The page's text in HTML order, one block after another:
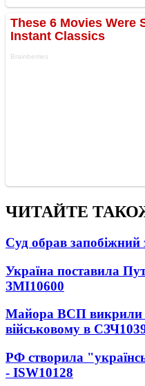
ЧИТАЙТЕ
Суд обрав запобіжний
Україна поставила
ЗМІ10600
Майора ВСП викрили
військовому в СЗЧ
РФ створила
- ISW10128